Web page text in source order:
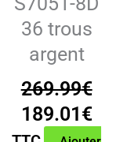
36 trous
argent
269.99€
Le
189.01€Le